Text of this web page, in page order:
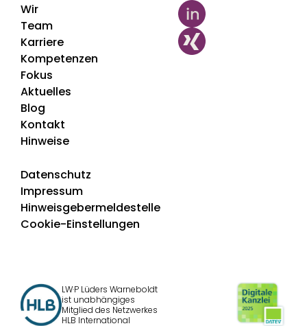
Wir
Team
Karriere
Kompetenzen
Fokus
Aktuelles
Blog
Kontakt
Hinweise
Datenschutz
Impressum
Hinweisgebermeldestelle
Cookie-Einstellungen
LW·P Lüders Warneboldt
ist unabhängiges
Mitglied des Netzwerkes
HLB International